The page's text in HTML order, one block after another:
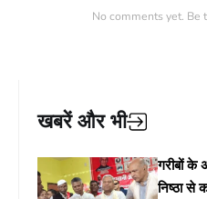
No comments yet. Be
खबरें और भी
गरीबों के
निष्ठा से